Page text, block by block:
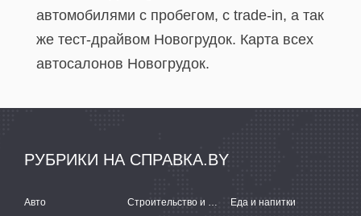
автомобилями с пробегом, с trade-in, а так
же тест-драйвом Новогрудок. Карта всех
автосалонов Новогрудок.
РУБРИКИ НА СПРАВКА.BY
Авто Строительство и ремонт
Еда и напитки